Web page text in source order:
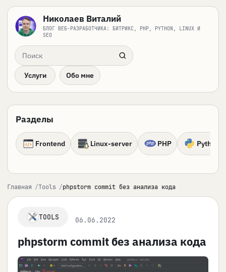
Николаев Виталий
БЛОГ ВЕБ-РАЗРАБОТЧИКА: БИТРИКС, PHP, PYTHON, LINUX И
SEO
Поиск по сайту
Услуги Обо мне
Разделы
Frontend Linux-server PHP Python
Главная Tools phpstorm commit без анализа кода
TOOLS 06.06.2022
phpstorm commit без анализа кода